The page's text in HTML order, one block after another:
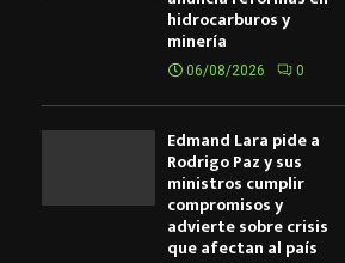
hidrocarburos y
minería
06/08/2026 0
Edmand Lara pide a
Rodrigo Paz y sus
ministros cumplir
compromisos y
advierte sobre crisis
que afectan al país